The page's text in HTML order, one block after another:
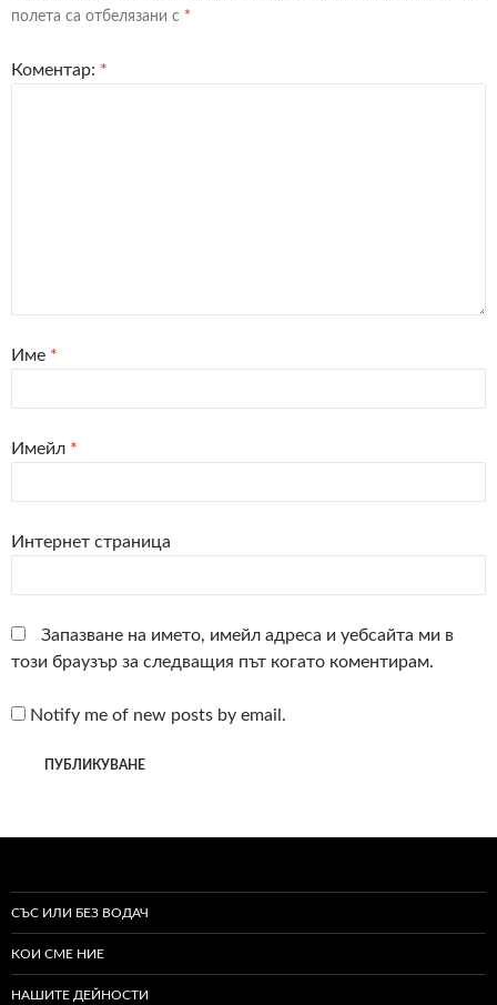
полета са отбелязани с *
Коментар: *
Име *
Имейл *
Интернет страница
Запазване на името, имейл адреса и уебсайта ми в
този браузър за следващия път когато коментирам.
Notify me of new posts by email.
СЪС ИЛИ БЕЗ ВОДАЧ
КОИ СМЕ НИЕ
НАШИТЕ ДЕЙНОСТИ